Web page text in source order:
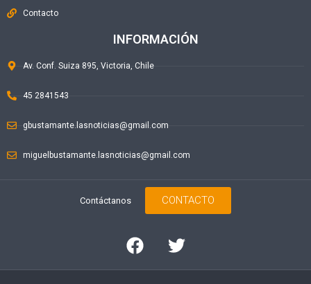
Contacto
INFORMACIÓN
Av. Conf. Suiza 895, Victoria, Chile
45 2841543
gbustamante.lasnoticias@gmail.com
miguelbustamante.lasnoticias@gmail.com
Contáctanos CONTACTO